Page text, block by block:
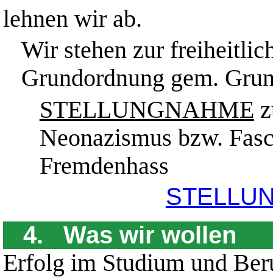
lehnen wir ab.
Wir stehen zur
Grundordnung gem.
STELLUNGNAHME
Neonazismus bzw.
Fremdenhass
4. Was wir wollen
Erfolg im Studium und